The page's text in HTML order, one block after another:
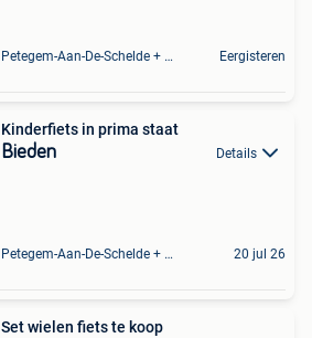
Petegem-Aan-De-Schelde + Deel Van Oudenaarde Eergisteren
Kinderfiets in prima staat
Bieden Details
Petegem-Aan-De-Schelde + Deel Van Oudenaarde 20 jul 26
Set wielen fiets te koop